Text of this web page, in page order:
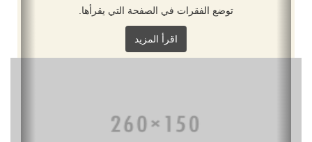
توضع الفقرات في الصفحة التي يقرأها.
اقرأ المزيد